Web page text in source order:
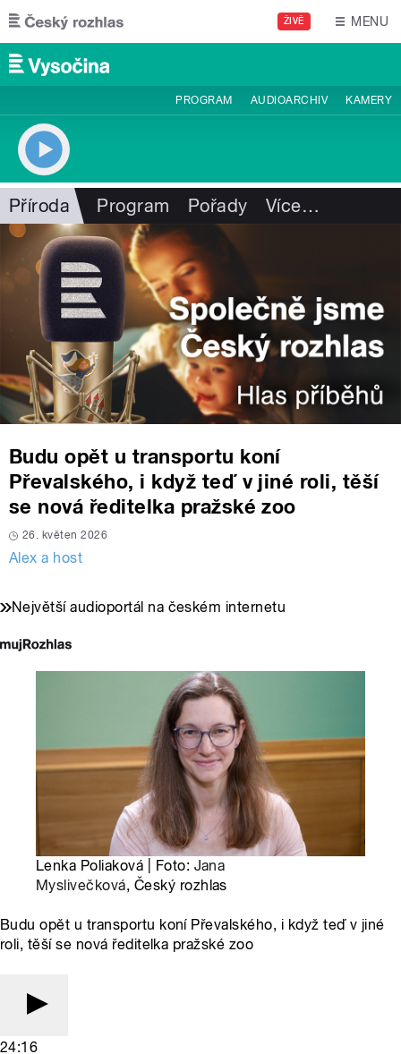
Přejít k hlavnímu obsahu
ŽIVĚ MENU
PROGRAM AUDIOARCHIV KAMERY
Příroda Program Pořady Více…
Budu opět u transportu koní
Převalského, i když teď v jiné roli, těší
se nová ředitelka pražské zoo
26. květen 2026
Alex a host
Největší audioportál na českém internetu
Lenka Poliaková | Foto: Jana
Myslivečková, Český rozhlas
Budu opět u transportu koní Převalského, i když teď v jiné
roli, těší se nová ředitelka pražské zoo
24:16